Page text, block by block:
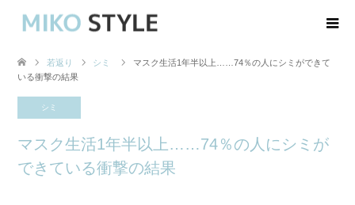
若返り シミ
マスク生活1年半以上……74％の人にシミができて
いる衝撃の結果
シミ
マスク生活1年半以上……74％の人にシミが
できている衝撃の結果